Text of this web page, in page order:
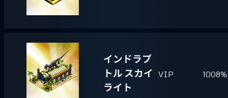
インドラプ
トル スカイ
ライト
VIP 1008%